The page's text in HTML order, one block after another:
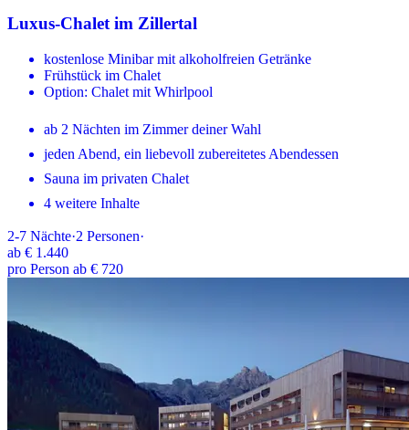
Luxus-Chalet im Zillertal
kostenlose Minibar mit alkoholfreien Getränke
Frühstück im Chalet
Option: Chalet mit Whirlpool
ab 2 Nächten im Zimmer deiner Wahl
jeden Abend, ein liebevoll zubereitetes Abendessen
Sauna im privaten Chalet
4 weitere Inhalte
2-7 Nächte·2 Personen·
ab € 1.440
pro Person ab € 720